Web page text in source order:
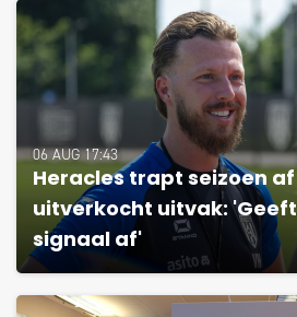
06 AUG 17:43
Heracles trapt seizoen
uitverkocht uitvak: 'Geeft
signaal af'